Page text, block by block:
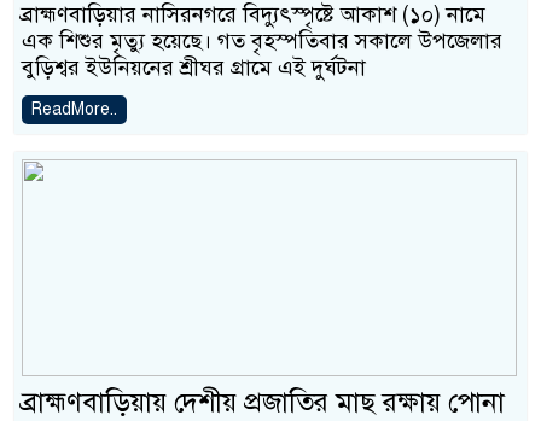
ব্রাহ্মণবাড়িয়ার নাসিরনগরে বিদ্যুৎস্পৃষ্টে আকাশ (১০) নামে
এক শিশুর মৃত্যু হয়েছে। গত বৃহস্পতিবার সকালে উপজেলার
বুড়িশ্বর ইউনিয়নের শ্রীঘর গ্রামে এই দুর্ঘটনা
ReadMore..
ব্রাহ্মণবাড়িয়ায় দেশীয় প্রজাতির মাছ রক্ষায় পোনা